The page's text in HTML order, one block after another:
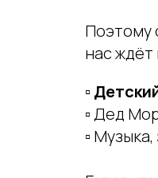
Поэтому
нас ждёт
▫️
▫️ Дед
▫️